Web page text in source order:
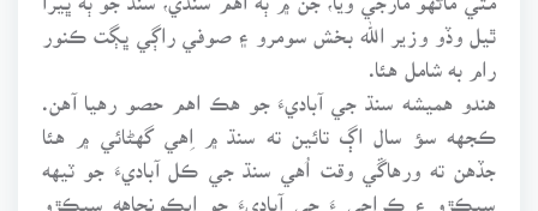
ٿيل وڏو وزير الله بخش سومرو ۽ صوفي راڳي ڀڳت ڪنور
رام به شامل هئا.
هندو هميشه سنڌ جي آباديءَ جو هڪ اهم حصو رهيا آهن.
ڪجهه سؤ سال اڳ تائين ته سنڌ ۾ اِهي گهڻائي ۾ هئا
جڏهن ته ورهاڱي وقت اُهي سنڌ جي ڪل آباديءَ جو ٽيهه
سيڪڙو ۽ ڪراچي ءَ جي آباديءَ جو ايڪونجاهه سيڪڙو